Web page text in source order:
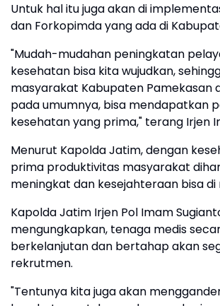
Untuk hal itu juga akan di
dan Forkopimda yang ada di
"Mudah-mudahan peningkatan
kesehatan bisa kita wujudkan,
masyarakat Kabupaten Pamekasan
pada umumnya, bisa mendapatkan
kesehatan yang prima," terang Irjen
Menurut Kapolda Jatim, dengan
prima produktivitas masyarakat
meningkat dan kesejahteraan bisa di
Kapolda Jatim Irjen Pol Imam
mengungkapkan, tenaga medis
berkelanjutan dan bertahap akan
rekrutmen.
"Tentunya kita juga akan